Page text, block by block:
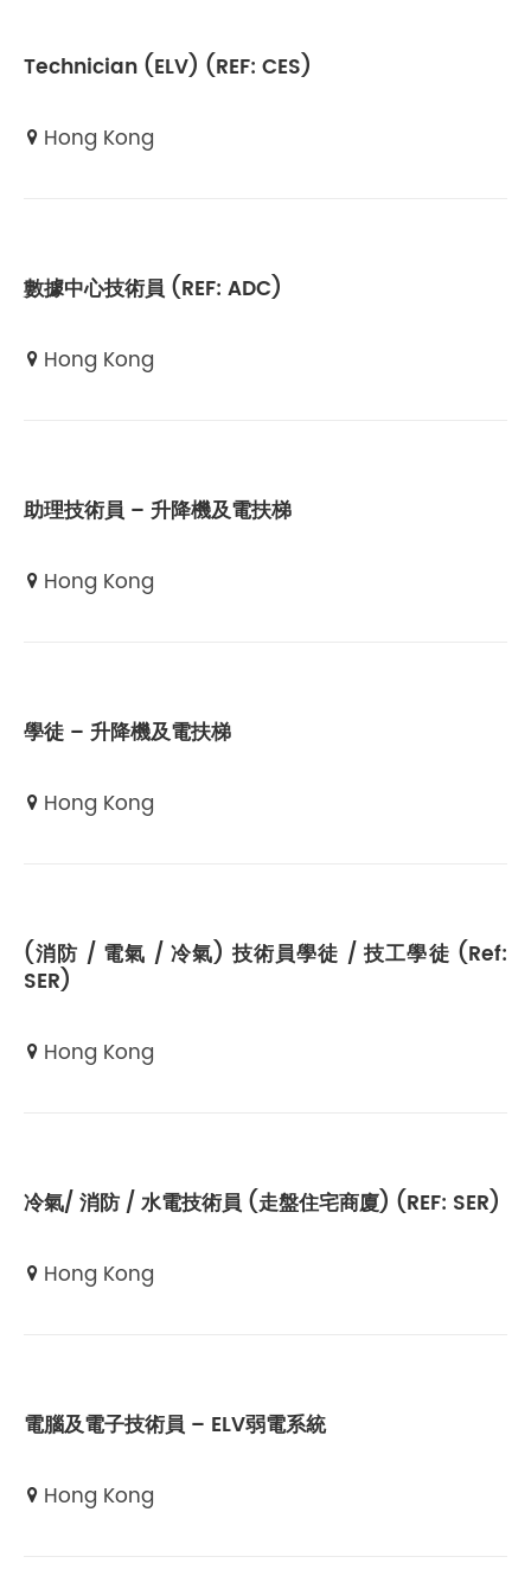
Technician (ELV) (REF: CES)
Hong Kong
數據中心技術員 (REF: ADC)
Hong Kong
助理技術員 – 升降機及電扶梯
Hong Kong
學徒 – 升降機及電扶梯
Hong Kong
(消防 / 電氣 / 冷氣) 技術員學徒 / 技工學徒 (Ref:
SER)
Hong Kong
冷氣/ 消防 / 水電技術員 (走盤住宅商廈) (REF: SER)
Hong Kong
電腦及電子技術員 – ELV弱電系統
Hong Kong